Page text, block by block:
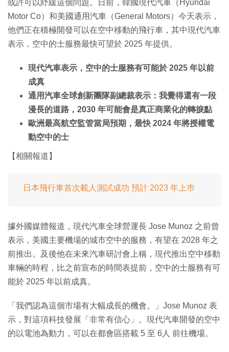
或許可以紓緩這個問題。日前，韓國現代汽車（Hyundai
Motor Co）和美國通用汽車（General Motors）今天表示，
他們正在積極開發可以在空中移動的飛行車，其中現代汽車
表示，空中的士服務最快可望於 2025 年提供。
現代汽車表示，空中的士服務有可能於 2025 年以前
成真
通用汽車全球創新團隊副總裁表示：我覺得還有一段
漫長的道路，2030 年可能會是真正商業化的轉捩點
歐洲最高航空監管當局預期，最快 2024 年將授權電
動空中的士
【相關報道】
日本飛行車首次載人測試成功 預計 2023 年上巿
據外國媒體報道，現代汽車全球營運長 Jose Munoz 之前曾
表示，美國主要機場的城市空中的服務，有望在 2028 年之
前推出。及後他在未來汽車研討會上稱，現代推出空中移動
車輛的時程，比之前宣布的時間表提前，空中的士服務有可
能於 2025 年以前成真。
「我們認為這個市場有大幅成長的機會。」Jose Munoz 表
示，對這項科技發展「非常有信心」。現代汽車開發的空中
的以電池為動力，可以在都會區搭載 5 至 6人 前往機場。